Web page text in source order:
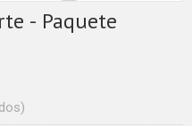
- Paquete